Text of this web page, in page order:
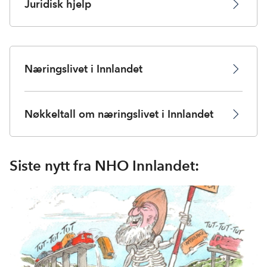
Juridisk hjelp
Næringslivet i Innlandet
Nøkkeltall om næringslivet i Innlandet
Siste nytt fra NHO Innlandet: